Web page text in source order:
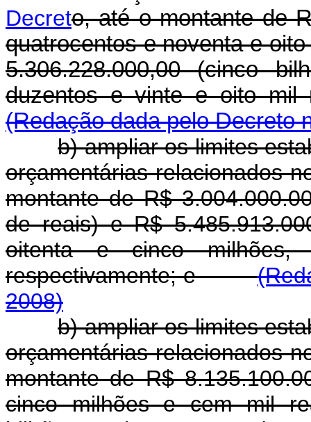
Decreto, até o montante de
quatrocentos e noventa e
5.306.228.000,00 (cinco
duzentos e vinte e oito mil
(Redação dada pelo Decreto
b) ampliar os limites
orçamentárias relacionados
montante de R$
de reais) e R$
oitenta e cinco
respectivamente; e
2008)
b) ampliar os limites
orçamentárias relacionados
montante de R$
cinco milhões e cem mil